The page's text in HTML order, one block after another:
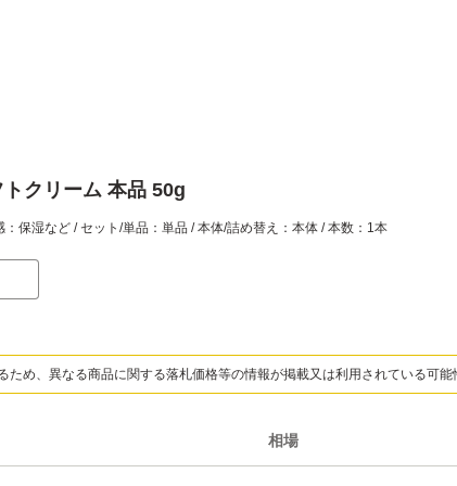
クリーム 本品 50g
保湿など / セット/単品：単品 / 本体/詰め替え：本体 / 本数：1本
ため、異なる商品に関する落札価格等の情報が掲載又は利用されている可
相場